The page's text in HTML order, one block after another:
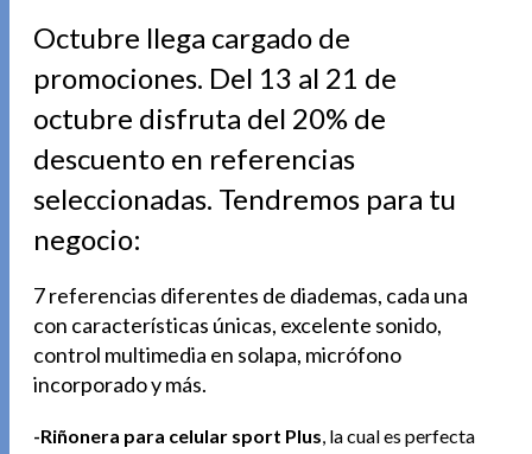
Octubre llega cargado de
promociones. Del 13 al 21 de
octubre disfruta del 20% de
descuento en referencias
seleccionadas. Tendremos para tu
negocio:
7 referencias diferentes de diademas, cada una
con características únicas, excelente sonido,
control multimedia en solapa, micrófono
incorporado y más.
-Riñonera para celular sport Plus, la cual es perfecta